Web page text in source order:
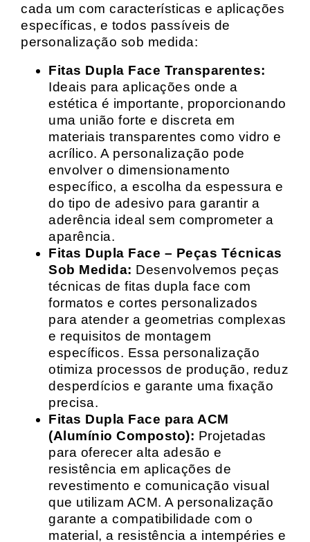
cada um com características e aplicações
específicas, e todos passíveis de
personalização sob medida:
Fitas Dupla Face Transparentes:
Ideais para aplicações onde a
estética é importante, proporcionando
uma união forte e discreta em
materiais transparentes como vidro e
acrílico. A personalização pode
envolver o dimensionamento
específico, a escolha da espessura e
do tipo de adesivo para garantir a
aderência ideal sem comprometer a
aparência.
Fitas Dupla Face – Peças Técnicas
Sob Medida: Desenvolvemos peças
técnicas de fitas dupla face com
formatos e cortes personalizados
para atender a geometrias complexas
e requisitos de montagem
específicos. Essa personalização
otimiza processos de produção, reduz
desperdícios e garante uma fixação
precisa.
Fitas Dupla Face para ACM
(Alumínio Composto): Projetadas
para oferecer alta adesão e
resistência em aplicações de
revestimento e comunicação visual
que utilizam ACM. A personalização
garante a compatibilidade com o
material, a resistência a intempéries e